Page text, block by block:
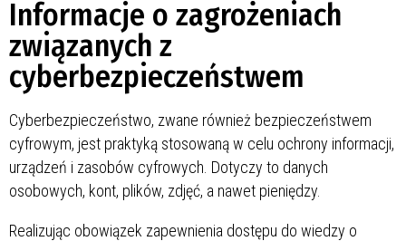
Informacje o zagrożeniach
związanych z
cyberbezpieczeństwem
Cyberbezpieczeństwo, zwane również bezpieczeństwem
cyfrowym, jest praktyką stosowaną w celu ochrony informacji,
urządzeń i zasobów cyfrowych. Dotyczy to danych
osobowych, kont, plików, zdjęć, a nawet pieniędzy.
Realizując obowiązek zapewnienia dostępu do wiedzy o